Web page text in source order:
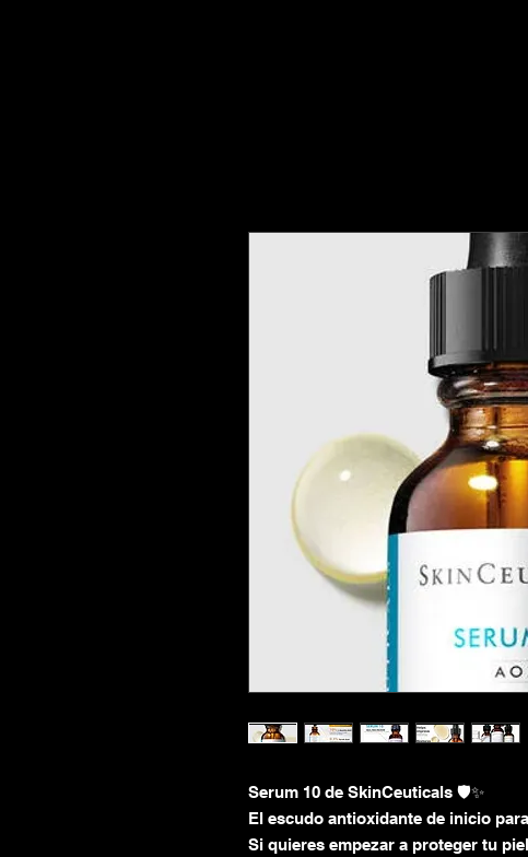
Serum 10 de SkinCeuticals 🛡️✨
El escudo antioxidante de inicio
Si quieres empezar a proteger tu